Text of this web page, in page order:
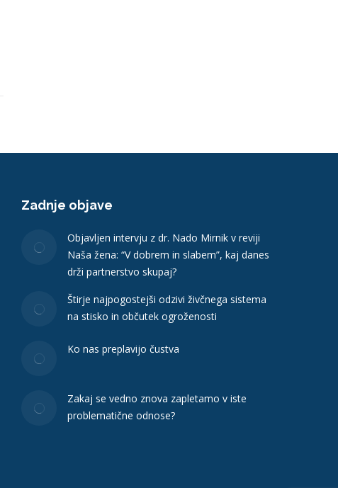
Zadnje objave
Objavljen intervju z dr. Nado Mirnik v reviji
Naša žena: “V dobrem in slabem”, kaj danes
drži partnerstvo skupaj?
Štirje najpogostejši odzivi živčnega sistema
na stisko in občutek ogroženosti
Ko nas preplavijo čustva
Zakaj se vedno znova zapletamo v iste
problematične odnose?